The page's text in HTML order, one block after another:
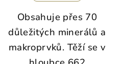
Obsahuje přes 70
důležitých minerálů a
makroprvků. Těží se v